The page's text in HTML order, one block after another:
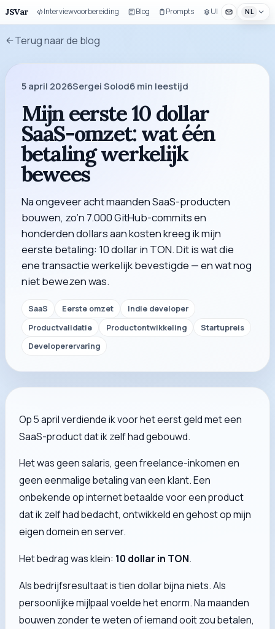
JSVar Interviewvoorbereiding Blog Prompts UI-bouwsetNL
Terug naar de blog
5 april 2026Sergei Solod6 min leestijd
Mijn eerste 10 dollar
SaaS-omzet: wat één
betaling werkelijk
bewees
Na ongeveer acht maanden SaaS-producten
bouwen, zo’n 7.000 GitHub-commits en
honderden dollars aan kosten kreeg ik mijn
eerste betaling: 10 dollar in TON. Dit is wat die
ene transactie werkelijk bevestigde — en wat nog
niet bewezen was.
SaaS Eerste omzet
Indie developer
Productvalidatie
Productontwikkeling
Startupreis
Developerervaring
Op 5 april verdiende ik voor het eerst geld met een
SaaS-product dat ik zelf had gebouwd.
Het was geen salaris, geen freelance-inkomen en
geen eenmalige betaling van een klant. Een
onbekende op internet betaalde voor een product
dat ik zelf had bedacht, ontwikkeld en gehost op mijn
eigen domein en server.
Het bedrag was klein: 10 dollar in TON.
Als bedrijfsresultaat is tien dollar bijna niets. Als
persoonlijke mijlpaal voelde het enorm. Na maanden
bouwen zonder te weten of iemand ooit zou betalen,